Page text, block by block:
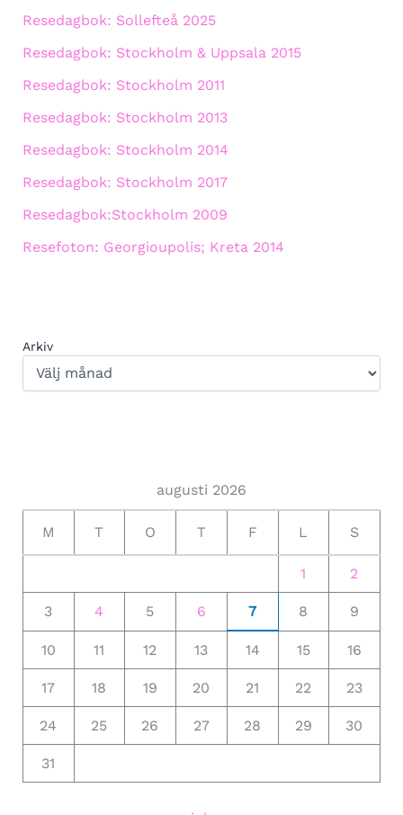
Resedagbok: Sollefteå 2025
Resedagbok: Stockholm & Uppsala 2015
Resedagbok: Stockholm 2011
Resedagbok: Stockholm 2013
Resedagbok: Stockholm 2014
Resedagbok: Stockholm 2017
Resedagbok:Stockholm 2009
Resefoton: Georgioupolis; Kreta 2014
Arkiv
augusti 2026
M T O T F L S
1 2
3 4 5 6 7 8 9
10 11 12 13 14 15 16
17 18 19 20 21 22 23
24 25 26 27 28 29 30
31